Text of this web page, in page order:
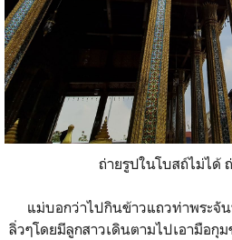
ถ่ายรูปในโบสถ์ไม่ได้
แม่บอกว่าไปกินข้าวแถวท่าพระจัน
ลิ่วๆโดยมีลูกสาวเดินตามไปเอามือกุ